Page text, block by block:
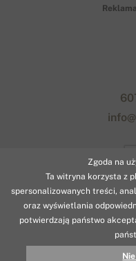
© 2026
Zgoda na
Ta witryna korzysta z
spersonalizowanych treści,
oraz wyświetlania
potwierdzają państwo